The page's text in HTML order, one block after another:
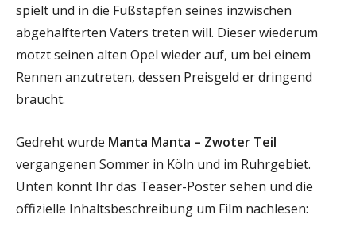
spielt und in die Fußstapfen seines inzwischen
abgehalfterten Vaters treten will. Dieser wiederum
motzt seinen alten Opel wieder auf, um bei einem
Rennen anzutreten, dessen Preisgeld er dringend
braucht.
Gedreht wurde Manta Manta – Zwoter Teil
vergangenen Sommer in Köln und im Ruhrgebiet.
Unten könnt Ihr das Teaser-Poster sehen und die
offizielle Inhaltsbeschreibung um Film nachlesen: